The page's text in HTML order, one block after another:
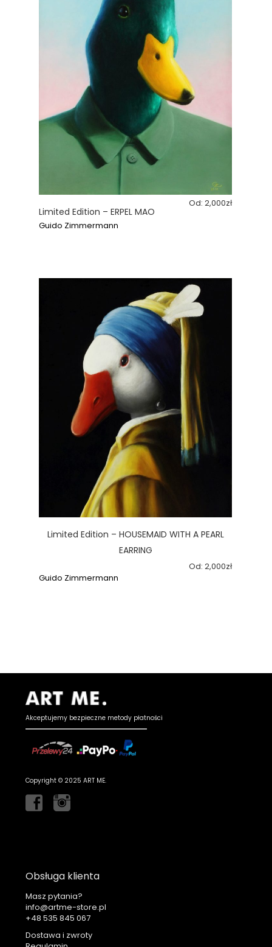
Limited Edition – ERPEL MAO
Od:2,000zł
Guido Zimmermann
Limited Edition – HOUSEMAID WITH A PEARL
EARRING
Od:2,000zł
Guido Zimmermann
Akceptujemy bezpieczne metody płatności
Copyright © 2025 ART ME.
Obsługa klienta
Masz pytania?
info@artme-store.pl
+48
Dostawa i zwroty